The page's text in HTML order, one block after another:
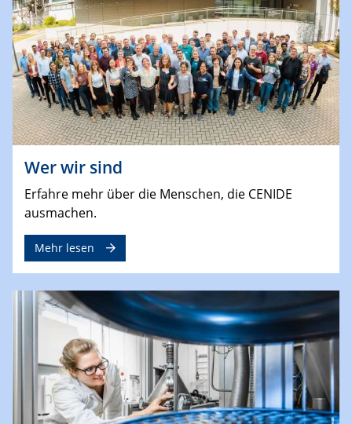
Wer wir sind
Erfahre mehr über die Menschen, die CENIDE
ausmachen.
Mehr lesen